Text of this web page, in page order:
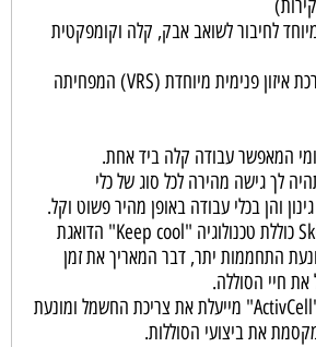
לחיבור לשואב אבק, קלה וקומפקטית
המלטשת מצוידת במערכת איזון פנימית מיוחדת (VRS) המפחיתה
המאפשר עבודה קלה ביד אחת.
לך גישה מהירה לכל סוג של כלי
והן בכלי עבודה באופן מהיר פשוט וקל.
הסוללה הייחודית של Skil כוללת טכנולוגיה "Keep cool" הדואגת
התחממות יתר, דבר המאריך את זמן
בנוסף, טכנולוגיית ה- "ActivCell" מייעלת את צריכת החשמל ומונעת
את ביצועי הסוללות.